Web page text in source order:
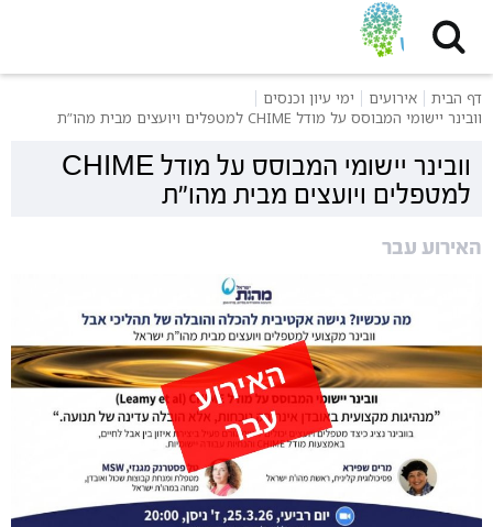
דף הבית אירועים
ימי עיון וכנסים
וובינר יישומי המבוסס על מודל CHIME למטפלים ויועצים מבית מהו”ת
וובינר יישומי המבוסס על מודל CHIME
למטפלים ויועצים מבית מהו”ת
האירוע עבר